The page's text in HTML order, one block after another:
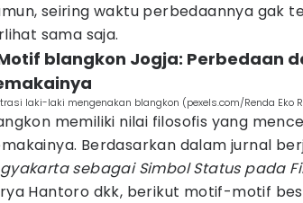
seiring waktu perbedaannya gak
sama saja.
blangkon Jogja: Perbedaan
laki-laki mengenakan blangkon (pexels.com/Renda Eko
memiliki nilai filosofis yang
Berdasarkan dalam jurnal
sebagai Simbol Status pada
Hantoro dkk, berikut motif-motif